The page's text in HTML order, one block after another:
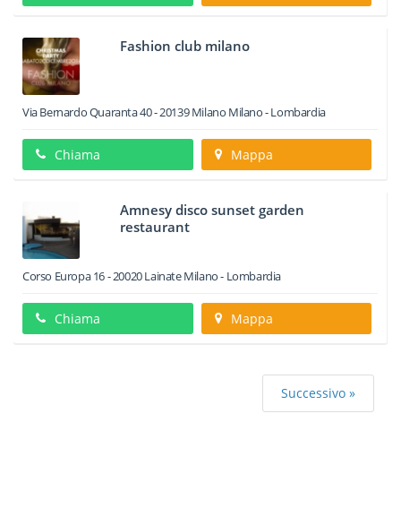
Fashion club milano
Via Bernardo Quaranta 40-20139 Milano Milano -Lombardia
Chiama Mappa
Amnesy disco sunset garden
restaurant
Corso Europa 16-20020LainateMilano - Lombardia
Chiama Mappa
Successivo »